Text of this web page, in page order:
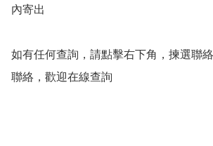
內寄出
如有任何查詢，請點擊右下角，揀選聯
聯絡，歡迎在線查詢